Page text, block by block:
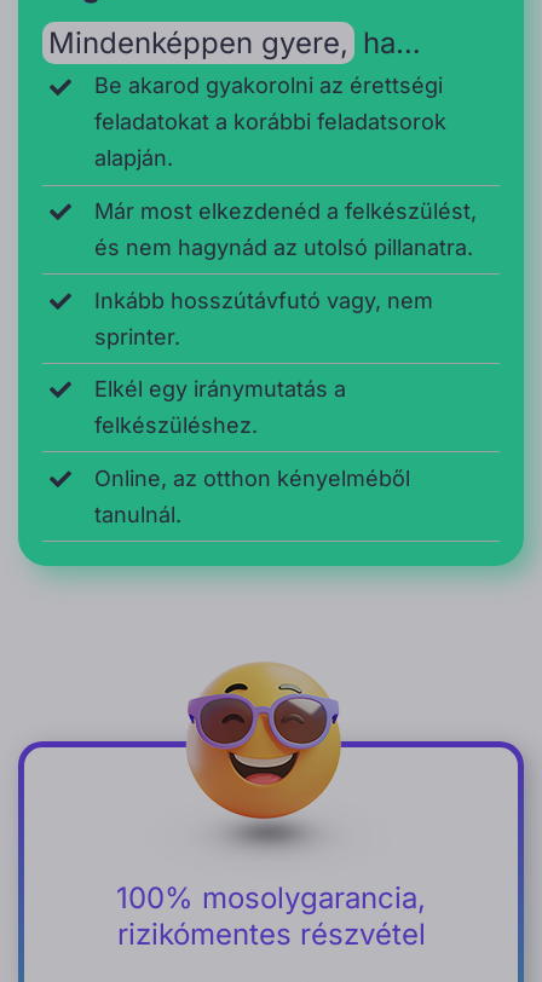
Mindenképpen gyere, ha…
Be akarod gyakorolni az érettségi
feladatokat a korábbi feladatsorok
alapján.
Már most elkezdenéd a felkészülést,
és nem hagynád az utolsó pillanatra.
Inkább hosszútávfutó vagy, nem
sprinter.
Elkél egy iránymutatás a
felkészüléshez.
Online, az otthon kényelméből
tanulnál.
100% mosolygarancia,
rizikómentes részvétel